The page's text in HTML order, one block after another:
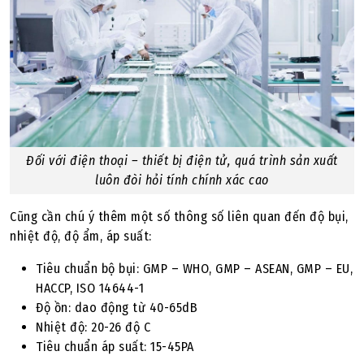
Đối với điện thoại – thiết bị điện tử, quá trình sản xuất
luôn đòi hỏi tính chính xác cao
Cũng cần chú ý thêm một số thông số liên quan đến độ bụi,
nhiệt độ, độ ẩm, áp suất:
Tiêu chuẩn bộ bụi: GMP – WHO, GMP – ASEAN, GMP – EU,
HACCP, ISO 14644-1
Độ ồn: dao động từ 40-65dB
Nhiệt độ: 20-26 độ C
Tiêu chuẩn áp suất: 15-45PA